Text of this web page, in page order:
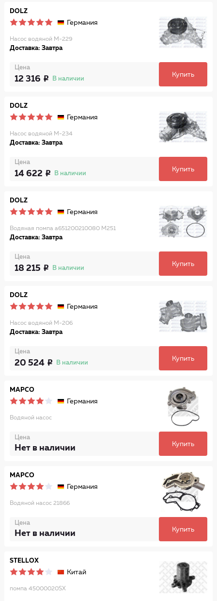
DOLZ
Германия
Насос водяной M-229
Доставка: Завтра
Цена
12 316 В наличии
Купить
DOLZ
Германия
Насос водяной M-234
Доставка: Завтра
Цена
14 622 В наличии
Купить
DOLZ
Германия
Водяная помпа a651200210080 M251
Доставка: Завтра
Цена
18 215 В наличии
Купить
DOLZ
Германия
Насос водяной M-206
Доставка: Завтра
Цена
20 524 В наличии
Купить
MAPCO
Германия
Водяной насос
Цена
Нет в наличии Купить
MAPCO
Германия
Водяной насос 21866
Цена
Нет в наличии Купить
STELLOX
Китай
помпа 45000020SX